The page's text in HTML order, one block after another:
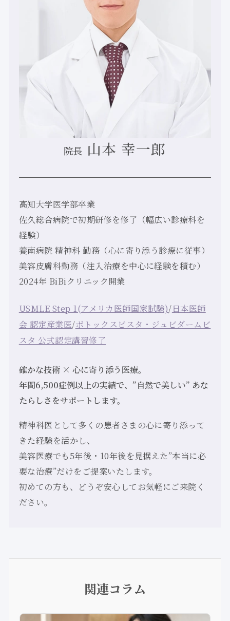
院長 山本 幸一郎
高知大学医学部卒業
佐久総合病院で初期研修を修了（幅広い診療科を
経験）
養南病院 精神科 勤務（心に寄り添う診療に従事）
美容皮膚科勤務（注入治療を中心に経験を積む）
2024年 BiBiクリニック開業
USMLE Step 1(アメリカ医師国家試験)/日本医師
会 認定産業医/ボトックスビスタ・ジュビダームビ
スタ 公式認定講習修了
確かな技術 × 心に寄り添う医療。
年間6,500症例以上の実績で、”自然で美しい” あな
たらしさをサポートします。
精神科医として多くの患者さまの心に寄り添って
きた経験を活かし、
美容医療でも5年後・10年後を見据えた”本当に必
要な治療”だけをご提案いたします。
初めての方も、どうぞ安心してお気軽にご来院く
ださい。
関連コラム